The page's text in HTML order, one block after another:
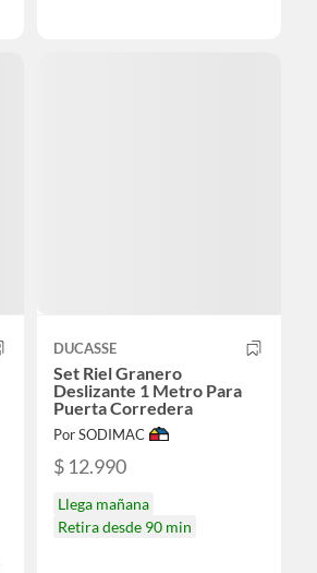
DUCASSE
Set Riel Granero
Deslizante 1 Metro Para
Puerta Corredera
Por SODIMAC
$ 12.990
Llega mañana
Retira desde 90 min